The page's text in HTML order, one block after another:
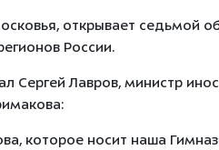
открывает седьмой
России.
Сергей Лавров, министр
которое носит наша